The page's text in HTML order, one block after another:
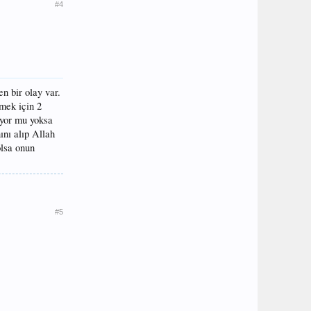
#4
bir olay var.
için 2
mu yoksa
alıp Allah
onun
#5